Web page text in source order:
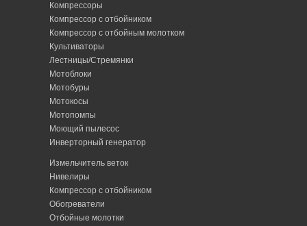
Компрессоры
Компрессор с отбойником
Компрессор с отбойным молотком
Культиваторы
Лестницы/Стремянки
Мотоблоки
Мотобуры
Мотокосы
Мотопомпы
Моющий пылесос
Инверторный генератор
Измельчитель веток
Нивелиры
Компрессор с отбойником
Обогреватели
Отбойные молотки